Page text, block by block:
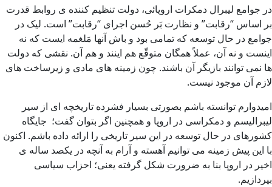
در جوامع لیبرال دمکرات اروپائی، دولت تنظیم کننده ی روابط قدرت
بر اساس “رقابت” و نظارت بَر حُسن اجرای “رقابت” است. لیک در
جوامع در حال توسعه که تمامی بود و باش آنها مَلغمه ایست که نه
اینست و نه آن، عملاً همگان متوقّع هم اینند و هم آن. نقشی که دولت
ها نمی توانند بازیگر آن باشند. چون زمینه های مادی و زیرساخت های
لازم آن موجود نیست.
امیدوارم توانسته باشم بصورتی بسیار فشرده تاریخچه ای از سیر
لیبرالیسم و دمکراسی در اروپا و همچنین اگر بتوان گفت؛ جایگاه
کشورهای در حال توسعه در این سیر تاریخی را ارائه داده باشم. اکنون
با این پیش زمینه می توانیم آهسته و آرام به آنچه در یکصد ساله ی
اخیر در اروپا بنا به ضرورت شکل گرفته یعنی؛ احزاب سیاسی
بپردازیم.